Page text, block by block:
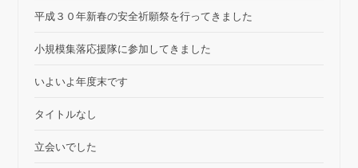
平成３０年新春の安全祈願祭を行ってきました
小規模集落応援隊に参加してきました
いよいよ年度末です
タイトルなし
立会いでした